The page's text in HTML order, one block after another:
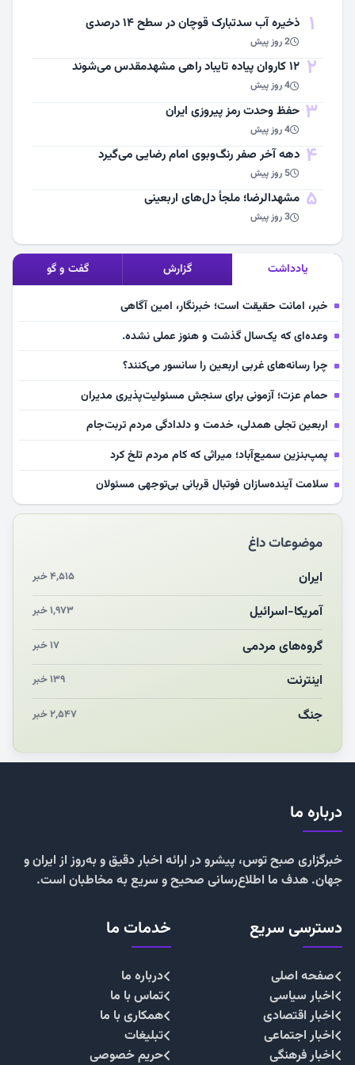
1 ذخیره آب سدتبارک قوچان در سطح ۱۴ درصدی
2 روز پیش
2 ۱۲ کاروان پیاده تایباد راهی مشهدمقدس می‌شوند
4 روز پیش
3 حفظ وحدت رمز پیروزی ایران
4 روز پیش
4 دهه آخر صفر رنگ‌وبوی امام رضایی می‌گیرد
5 روز پیش
5 مشهد‌الرضا؛ ملجأ دل‌های اربعینی
3 روز پیش
یادداشت گزارش گفت و گو
خبر، امانت حقیقت است؛ خبرنگار، امین آگاهی
وعده‌ای که یک‌سال گذشت و هنوز عملی نشده.
چرا رسانه‌های غربی اربعین را سانسور می‌کنند؟
حمام عزت؛ آزمونی برای سنجش مسئولیت‌پذیری مدیران
اربعین تجلی همدلی، خدمت و دلدادگی مردم تربت‌جام
پمپ‌بنزین سمیع‌آباد؛ میراثی که کام مردم تلخ کرد
سلامت آینده‌سازان فوتبال قربانی بی‌توجهی مسئولان
بازخوانی رسانه‌ای اندیشه رهبر شهید
مشهدالرضا آقای شهید ایران را در آغوش کشید
مکن ای صبح طلوع
چرایی «استقبال از آقای ایران»
موضوعات داغ
ایران ۴,۵۱۵ خبر
آمریکا-اسرائیل ۱,۹۷۳ خبر
گروه‌های مردمی ۱۷ خبر
اینترنت ۱۳۹ خبر
جنگ ۲,۵۴۷ خبر
درباره ما
خبرگزاری صبح توس، پیشرو در ارائه اخبار دقیق و به‌روز از ایران و
جهان. هدف ما اطلاع‌رسانی صحیح و سریع به مخاطبان است.
دسترسی سریع
صفحه اصلی
اخبار سیاسی
اخبار اقتصادی
اخبار اجتماعی
اخبار فرهنگی
خدمات ما
درباره ما
تماس با ما
همکاری با ما
تبلیغات
حریم خصوصی